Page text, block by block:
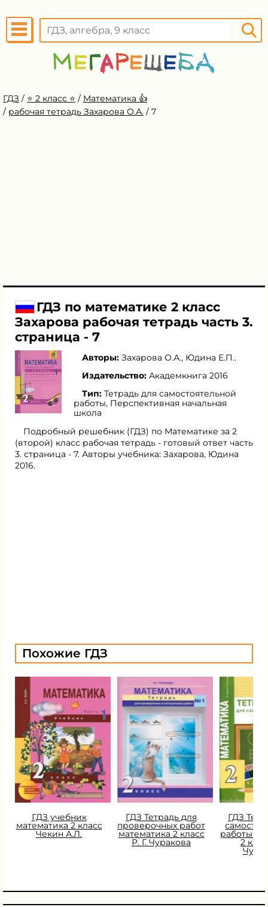
ГДЗ / ⭐️ 2 класс ⭐️ / Математика 👍
/ рабочая тетрадь Захарова О.А. / 7
ГДЗ по математике 2 класс
Захарова рабочая тетрадь часть 3.
страница - 7
Авторы: Захарова О.А., Юдина Е.П..
Издательство: Академкнига 2016
Тип: Тетрадь для самостоятельной
работы, Перспективная начальная
школа
Подробный решебник (ГДЗ) по Математике за 2
(второй) класс рабочая тетрадь - готовый ответ часть
3. страница - 7. Авторы учебника: Захарова, Юдина
2016.
Похожие ГДЗ
ГДЗ учебник
математика 2 класс
Чекин А.Л.
ГДЗ Тетрадь для
проверочных работ
математика 2 класс
Р. Г. Чуракова
ГДЗ
работы
2